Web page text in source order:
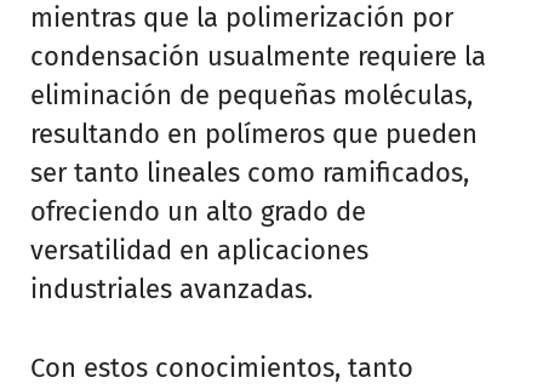
mientras que la polimerización por
condensación usualmente requiere la
eliminación de pequeñas moléculas,
resultando en polímeros que pueden
ser tanto lineales como ramificados,
ofreciendo un alto grado de
versatilidad en aplicaciones
industriales avanzadas.
Con estos conocimientos, tanto